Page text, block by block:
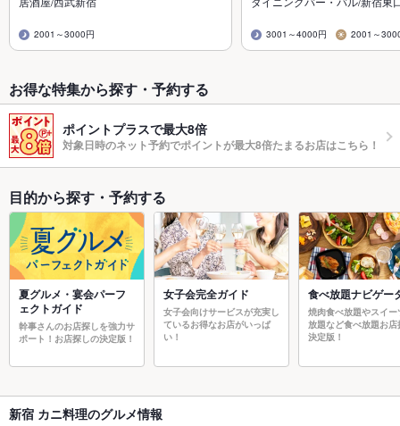
2001～3000円 3001～4000円 2001～
お得な特集から探す・予約する
ポイントプラスで最大8倍
対象日時のネット予約でポイントが最大8倍たまるお店はこちら！
目的から探す・予約する
夏グルメ・宴会パーフ
ェクトガイド
幹事さんのお店探しを強力サ
ポート！お店探しの決定版！
女子会完全ガイド
女子会向けサービスが充実し
ているお得なお店がいっぱ
い！
食べ放題ナビゲー
焼肉食べ放題やスイー
放題など食べ放題お店
決定版！
新宿 カニ料理のグルメ情報